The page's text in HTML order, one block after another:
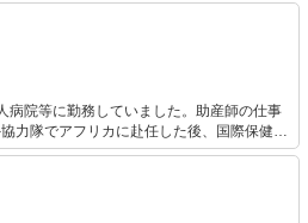
病院等に勤務していました。助産師の仕事
方へのアドバイスを充実させたいと思い、